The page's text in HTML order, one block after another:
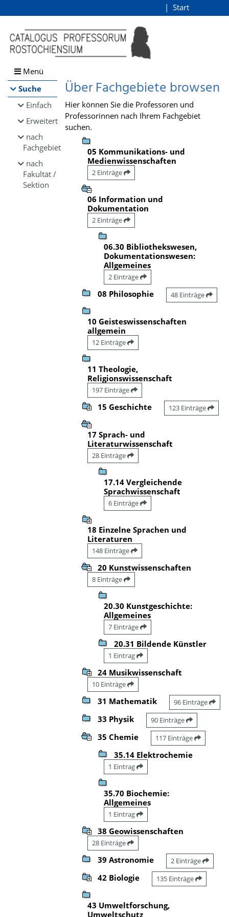
Browsen
direkt zum Inhalt
Start
Menü
Suche
Einfach
Erweitert
nach
Fachgebiet
nach
Fakultät /
Sektion
Über Fachgebiete browsen
Hier können Sie die Professoren und
Professorinnen nach Ihrem Fachgebiet
suchen.
05 Kommunikations- und
Medienwissenschaften
2 Einträge
06 Information und
Dokumentation
2 Einträge
06.30 Bibliothekswesen,
Dokumentationswesen:
Allgemeines
2 Einträge
08 Philosophie 48 Einträge
10 Geisteswissenschaften
allgemein
12 Einträge
11 Theologie,
Religionswissenschaft
197 Einträge
15 Geschichte 123 Einträge
17 Sprach- und
Literaturwissenschaft
28 Einträge
17.14 Vergleichende
Sprachwissenschaft
6 Einträge
18 Einzelne Sprachen und
Literaturen
148 Einträge
20 Kunstwissenschaften
8 Einträge
20.30 Kunstgeschichte:
Allgemeines
7 Einträge
20.31 Bildende Künstler
1 Eintrag
24 Musikwissenschaft
10 Einträge
31 Mathematik 96 Einträge
33 Physik 90 Einträge
35 Chemie 117 Einträge
35.14 Elektrochemie
1 Eintrag
35.70 Biochemie:
Allgemeines
1 Eintrag
38 Geowissenschaften
28 Einträge
39 Astronomie 2 Einträge
42 Biologie 135 Einträge
43 Umweltforschung,
Umweltschutz